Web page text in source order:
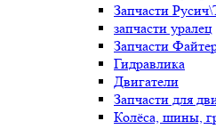
Запчасти
запчасти уралец
Запчасти
Гидравлика
Двигатели
Запчасти для
Колёса, шины,